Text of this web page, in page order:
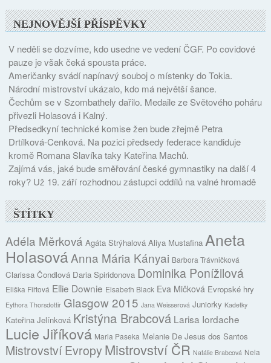
NEJNOVĚJŠÍ PŘÍSPĚVKY
V neděli se dozvíme, kdo usedne ve vedení ČGF. Po covidové
pauze je však čeká spousta práce.
Američanky svádí napínavý souboj o místenky do Tokia.
Národní mistrovství ukázalo, kdo má největší šance.
Čechům se v Szombathely dařilo. Medaile ze Světového poháru
přivezli Holasová i Kalný.
Předsedkyní technické komise žen bude zřejmě Petra
Drtílková-Cenková. Na pozici předsedy federace kandiduje
kromě Romana Slavíka taky Kateřina Machů.
Zajímá vás, jaké bude směřování české gymnastiky na další 4
roky? Už 19. září rozhodnou zástupci oddílů na valné hromadě
ŠTÍTKY
Adéla Měrková Agáta Strýhalová Aliya Mustafina Aneta
HolasováAnna Mária Kányai Barbora Trávničková
Clarissa Čondlová Daria Spiridonova Dominika Ponížilová
Eliška Fiřtová Ellie Downie Elsabeth Black Eva Mičková Evropské hry
Eythora Thorsdottir Glasgow 2015 Jana Weisserová Juniorky Kadetky
Kateřina Jelínková Kristýna Brabcová Larisa Iordache
Lucie Jiříková Maria Paseka Melanie De Jesus dos Santos
Mistrovství Evropy Mistrovství ČR Natálie Brabcová Nela